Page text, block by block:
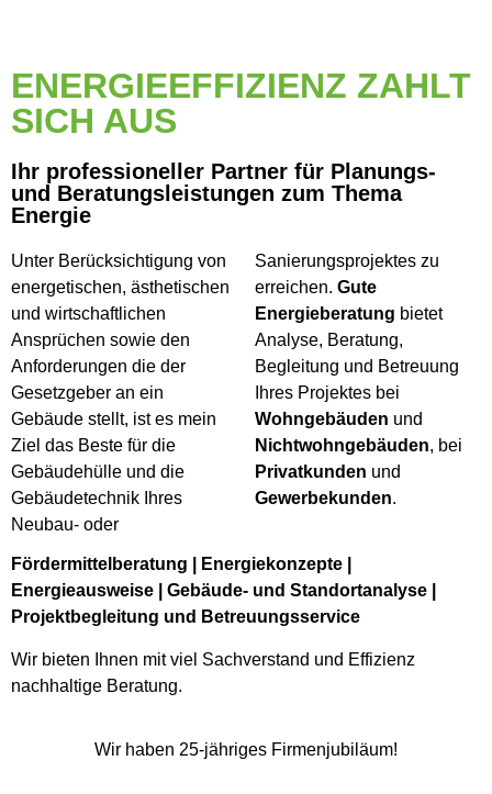
ENERGIEEFFIZIENZ ZAHLT
SICH AUS
Ihr professioneller Partner für Planungs-
und Beratungsleistungen zum Thema
Energie
Unter Berücksichtigung von
energetischen, ästhetischen
und wirtschaftlichen
Ansprüchen sowie den
Anforderungen die der
Gesetzgeber an ein
Gebäude stellt, ist es mein
Ziel das Beste für die
Gebäudehülle und die
Gebäudetechnik Ihres
Neubau- oder
Sanierungsprojektes zu
erreichen. Gute
Energieberatung bietet
Analyse, Beratung,
Begleitung und Betreuung
Ihres Projektes bei
Wohngebäuden und
Nichtwohngebäuden, bei
Privatkunden und
Gewerbekunden.
Fördermittelberatung | Energiekonzepte |
Energieausweise | Gebäude- und Standortanalyse |
Projektbegleitung und Betreuungsservice
Wir bieten Ihnen mit viel Sachverstand und Effizienz
nachhaltige Beratung.
Wir haben 25-jähriges Firmenjubiläum!